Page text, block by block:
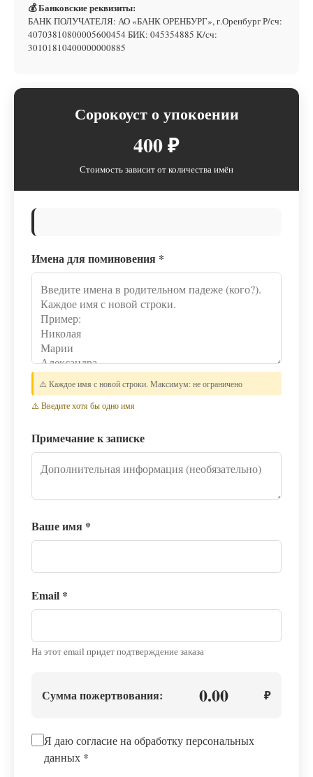
💰 Банковские реквизиты:
БАНК ПОЛУЧАТЕЛЯ: АО «БАНК ОРЕНБУРГ», г.Оренбург Р/сч:
40703810800005600454 БИК: 045354885 К/сч:
30101810400000000885
Сорокоуст о упокоении
400 ₽
Стоимость зависит от количества имён
Имена для поминовения *
⚠️ Каждое имя с новой строки. Максимум: не ограничено
⚠️ Введите хотя бы одно имя
Примечание к записке
Ваше имя *
Email *
На этот email придет подтверждение заказа
Сумма пожертвования: 0.00 ₽
Я даю согласие на обработку персональных
данных *